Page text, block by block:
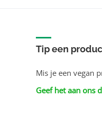
Tip een
Mis je een vegan
Geef het aan ons